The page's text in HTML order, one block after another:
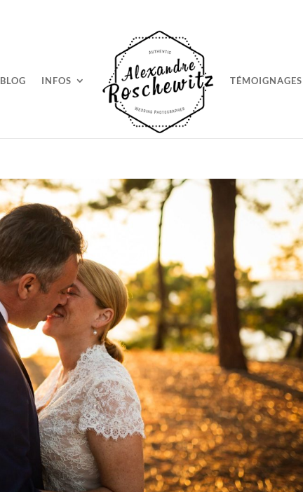
BLOG INFOS TÉMOIGNAGES